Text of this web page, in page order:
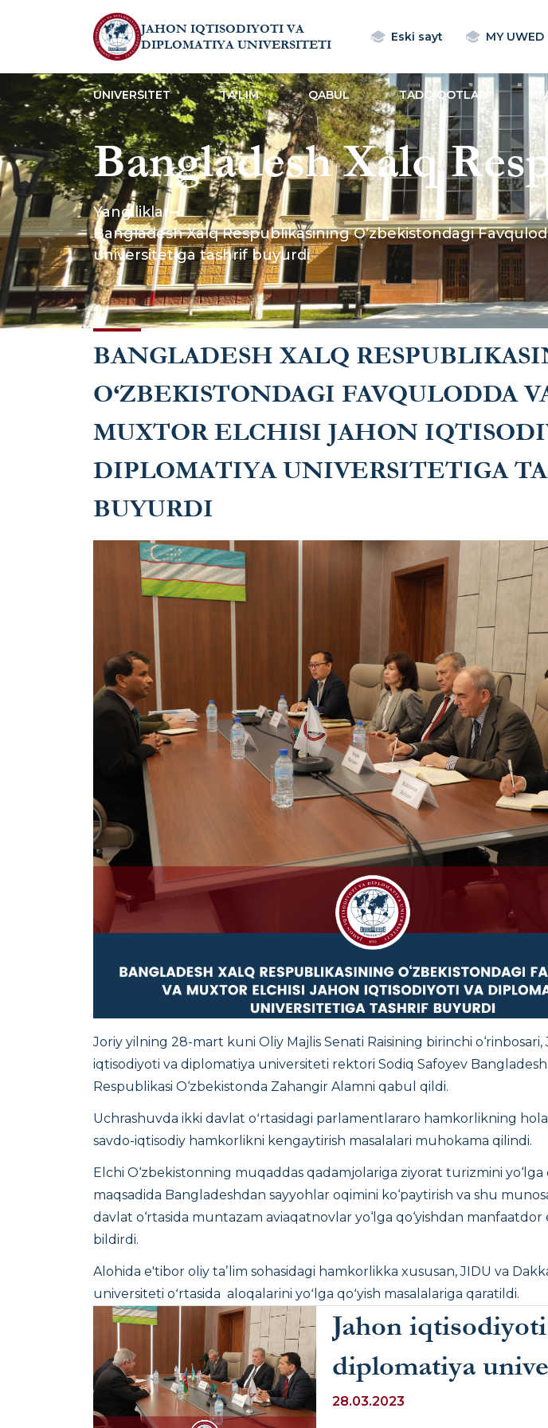
JAHON IQTISODIYOTI VA
DIPLOMATIYA UNIVERSITETI
Eski sayt MY UWED
UNIVERSITET TA'LIM QABUL TADQIQOTLAR
Bangladesh Xalq
O‘zbekistondagi
Elchisi Jahon
universitetiga tashrif
Yangiliklar
Bangladesh Xalq Respublikasining O‘zbekistondagi
universitetiga tashrif buyurdi
BANGLADESH XALQ
O‘ZBEKISTONDAGI FAVQULODDA
MUXTOR ELCHISI JAHON
DIPLOMATIYA UNIVERSITETIGA
BUYURDI
Joriy yilning 28-mart kuni Oliy Majlis Senati Raisining birinchi o‘rinbosari,
iqtisodiyoti va diplomatiya universiteti rektori Sodiq Safoyev
Respublikasi O‘zbekistonda Zahangir Alamni qabul qildi.
Uchrashuvda ikki davlat oʻrtasidagi parlamentlararo hamkorlikning
savdo-iqtisodiy hamkorlikni kengaytirish masalalari muhokama qilindi.
Elchi O‘zbekistonning muqaddas qadamjolariga ziyorat turizmini yo‘lga
maqsadida Bangladeshdan sayyohlar oqimini ko‘paytirish va shu
davlat o‘rtasida muntazam aviaqatnovlar yo‘lga qo‘yishdan manfaatdor
bildirdi.
Alohida e'tibor oliy taʼlim sohasidagi hamkorlikka xususan, JIDU va
universiteti oʻrtasida aloqalarini yoʻlga qoʻyish masalalariga qaratildi.
Jahon
diplomatiya
Ozarbayjonning
28.03.2023